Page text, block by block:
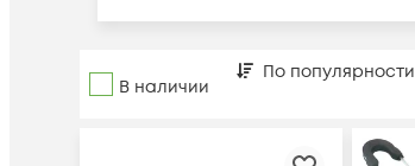
В наличии
По популярности